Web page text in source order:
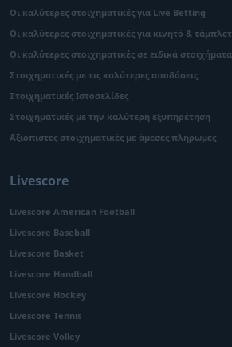
Οι καλύτερες στοιχηματικές για Live Betting
Οι καλύτερες στοιχηματικές για κινητό & τάμπλετ
Οι καλύτερες στοιχηματικές σε ειδικά στοιχήματα
Στοιχηματικές με τις καλύτερες αποδόσεις
Στοιχηματικές Ιστοσελίδες
Στοιχηματικές με την καλύτερη εξυπηρέτηση
Αξιόπιστες στοιχηματικές με άμεσες πληρωμές
Livescore
Livescore American Football
Livescore Baseball
Livescore Basket
Livescore Handball
Livescore Hockey
Livescore Tennis
Livescore Volley